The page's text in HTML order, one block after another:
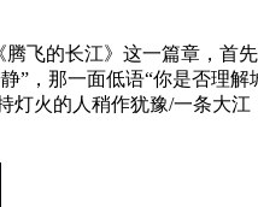
飞的长江》这一篇章，首
”，那一面低语“你是否理
火的人稍作犹豫/一条大江